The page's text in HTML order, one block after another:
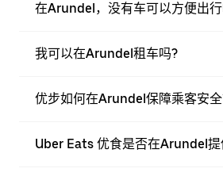
在Arundel，没有车可以方便出行
我可以在Arundel租车吗?
优步如何在Arundel保障乘客安全
Uber Eats 优食是否在Arundel提